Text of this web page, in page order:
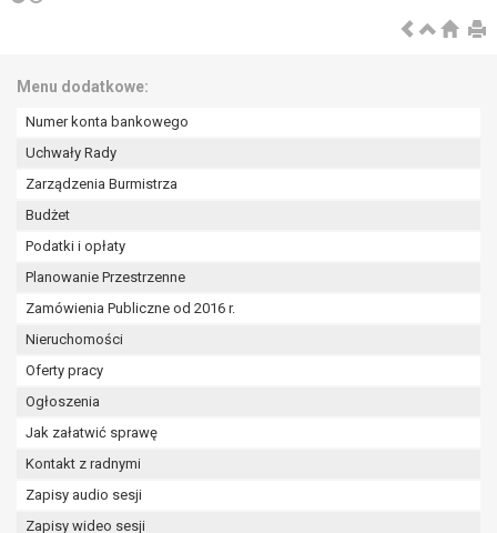
Menu dodatkowe:
Numer konta bankowego
Uchwały Rady
Zarządzenia Burmistrza
Budżet
Podatki i opłaty
Planowanie Przestrzenne
Zamówienia Publiczne od 2016 r.
Nieruchomości
Oferty pracy
Ogłoszenia
Jak załatwić sprawę
Kontakt z radnymi
Zapisy audio sesji
Zapisy wideo sesji